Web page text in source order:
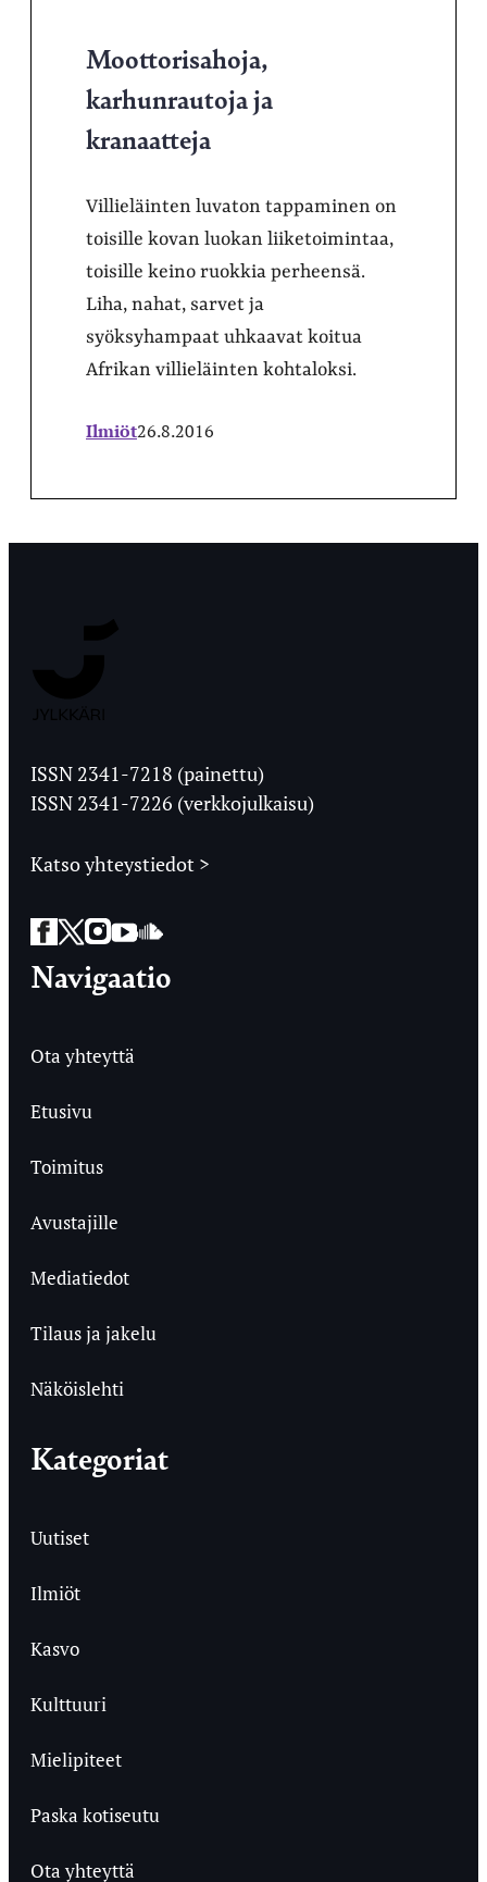
Moottorisahoja,
karhunrautoja ja
kranaatteja
Villieläinten luvaton tappaminen on
toisille kovan luokan liiketoimintaa,
toisille keino ruokkia perheensä.
Liha, nahat, sarvet ja
syöksyhampaat uhkaavat koitua
Afrikan villieläinten kohtaloksi.
Ilmiöt26.8.2016
Ylioppilaslehti
ISSN 2341-7218 (painettu)
ISSN 2341-7226 (verkkojulkaisu)
Katso yhteystiedot >
Facebook
Twitter
Instagram
YouTube
SoundCloud
Navigaatio
Ota yhteyttä
Etusivu
Toimitus
Avustajille
Mediatiedot
Tilaus ja jakelu
Näköislehti
Kategoriat
Uutiset
Ilmiöt
Kasvo
Kulttuuri
Mielipiteet
Paska kotiseutu
Ota yhteyttä